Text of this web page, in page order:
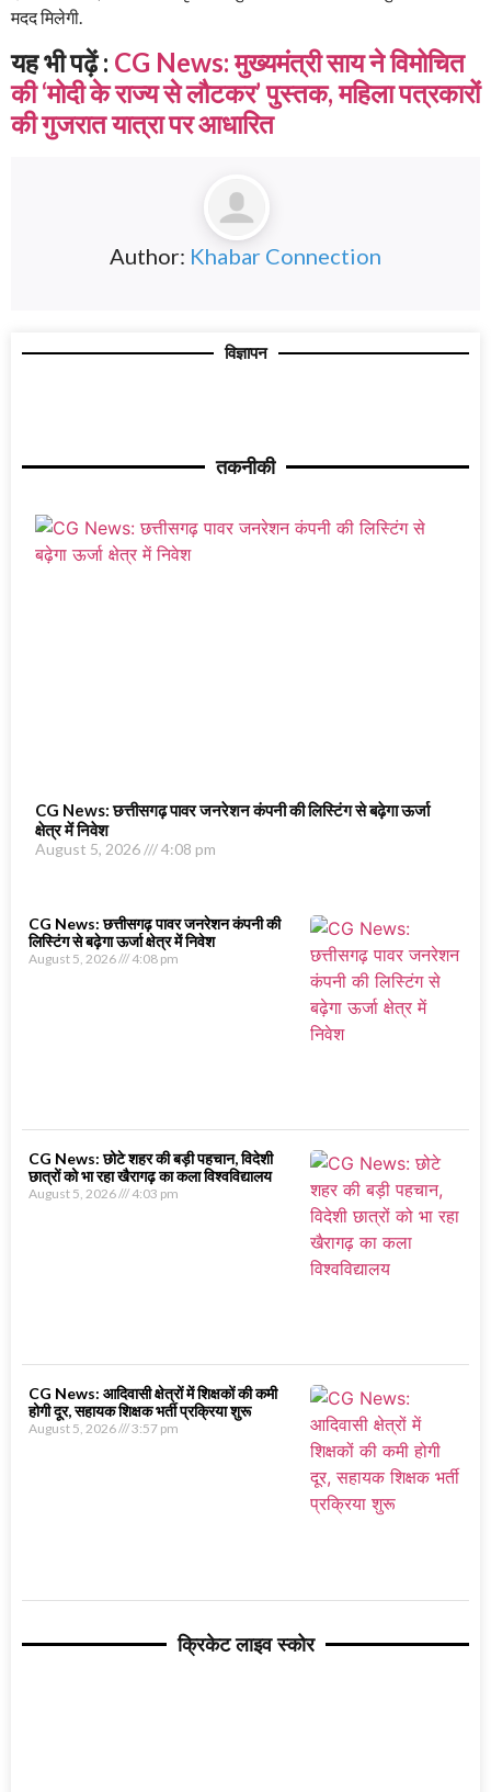
मदद मिलेगी.
यह भी पढ़ें : CG News: मुख्यमंत्री साय ने विमोचित
की ‘मोदी के राज्य से लौटकर’ पुस्तक, महिला पत्रकारों
की गुजरात यात्रा पर आधारित
Author: Khabar Connection
विज्ञापन
तकनीकी
CG News: छत्तीसगढ़ पावर जनरेशन कंपनी की लिस्टिंग से बढ़ेगा ऊर्जा
क्षेत्र में निवेश
August 5, 2026 4:08 pm
CG News: छत्तीसगढ़ पावर जनरेशन कंपनी की
लिस्टिंग से बढ़ेगा ऊर्जा क्षेत्र में निवेश
August 5, 2026 4:08 pm
CG News: छोटे शहर की बड़ी पहचान, विदेशी
छात्रों को भा रहा खैरागढ़ का कला विश्वविद्यालय
August 5, 2026 4:03 pm
CG News: आदिवासी क्षेत्रों में शिक्षकों की कमी
होगी दूर, सहायक शिक्षक भर्ती प्रक्रिया शुरू
August 5, 2026 3:57 pm
क्रिकेट लाइव स्कोर